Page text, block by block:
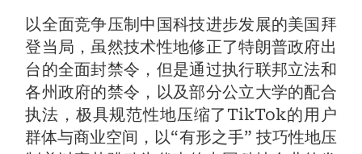
以全面竞争压制中国科技进步发展的美国拜
登当局，虽然技术性地修正了特朗普政府出
台的全面封禁令，但是通过执行联邦立法和
各州政府的禁令，以及部分公立大学的配合
执法，极具规范性地压缩了TikTok的用户
群体与商业空间，以“有形之手” 技巧性地压